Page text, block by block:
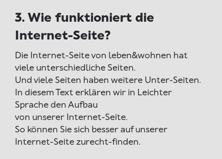
3. Wie funktioniert die
Internet-Seite?
Die Internet-Seite von leben&wohnen hat
viele unterschiedliche Seiten.
Und viele Seiten haben weitere Unter-Seiten.
In diesem Text erklären wir in Leichter
Sprache den Aufbau
von unserer Internet-Seite.
So können Sie sich besser auf unserer
Internet-Seite zurecht-finden.